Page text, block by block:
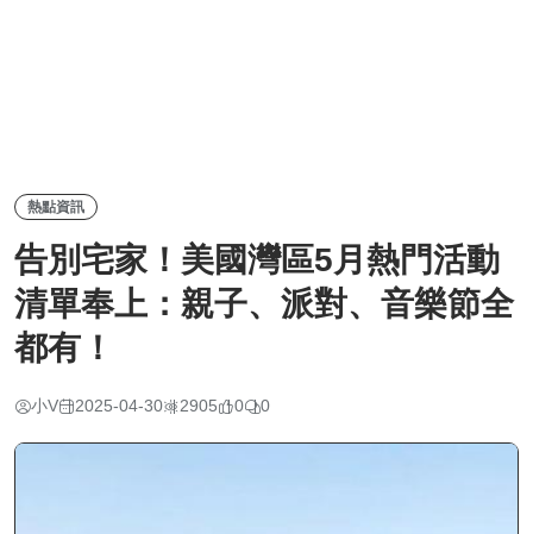
熱點資訊
告別宅家！美國灣區5月熱門活動
清單奉上：親子、派對、音樂節全
都有！
小V 2025-04-30 2905 0 0